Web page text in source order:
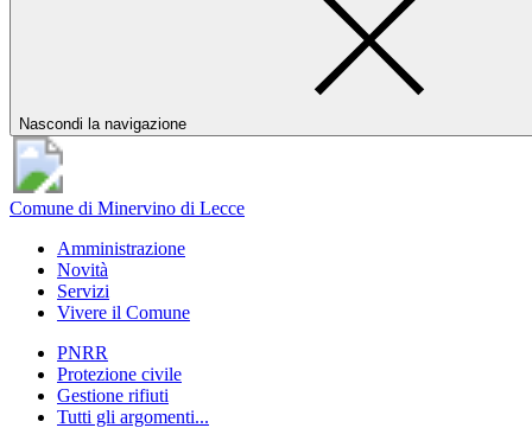
Nascondi la navigazione
Comune di Minervino di Lecce
Amministrazione
Novità
Servizi
Vivere il Comune
PNRR
Protezione civile
Gestione rifiuti
Tutti gli argomenti...